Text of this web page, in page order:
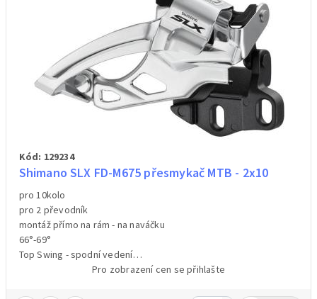
Kód: 129234
Shimano SLX FD-M675 přesmykač MTB - 2x10
pro 10kolo
pro 2 převodník
montáž přímo na rám - na naváčku
66°-69°
Top Swing - spodní vedení
univerzální horní + spodní tahPro zobrazení cen se přihlašte